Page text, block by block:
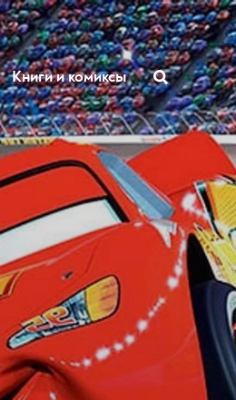
Книги и комиксы